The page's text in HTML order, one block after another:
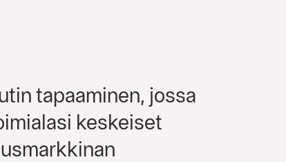
tapaaminen, jossa
keskeiset